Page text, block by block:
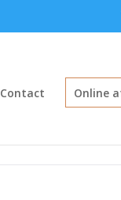
Contact Online